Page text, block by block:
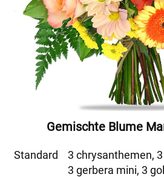
Gemischte Blume
Standard
3 chrysanthemen,
3 gerbera mini, 3